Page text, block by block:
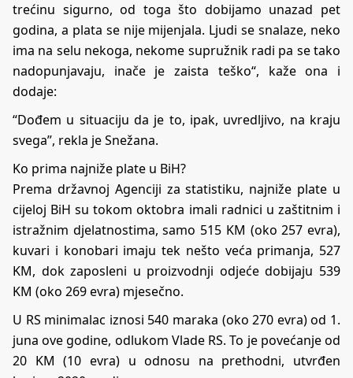
trećinu sigurno, od toga što dobijamo unazad pet
godina, a plata se nije mijenjala. Ljudi se snalaze, neko
ima na selu nekoga, nekome supružnik radi pa se tako
nadopunjavaju, inače je zaista teško“, kaže ona i
dodaje:
“Dođem u situaciju da je to, ipak, uvredljivo, na kraju
svega”, rekla je Snežana.
Ko prima najniže plate u BiH?
Prema državnoj Agenciji za statistiku, najniže plate u
cijeloj BiH su tokom oktobra imali radnici u zaštitnim i
istražnim djelatnostima, samo 515 KM (oko 257 evra),
kuvari i konobari imaju tek nešto veća primanja, 527
KM, dok zaposleni u proizvodnji odjeće dobijaju 539
KM (oko 269 evra) mjesečno.
U RS minimalac iznosi 540 maraka (oko 270 evra) od 1.
juna ove godine, odlukom Vlade RS. To je povećanje od
20 KM (10 evra) u odnosu na prethodni, utvrđen